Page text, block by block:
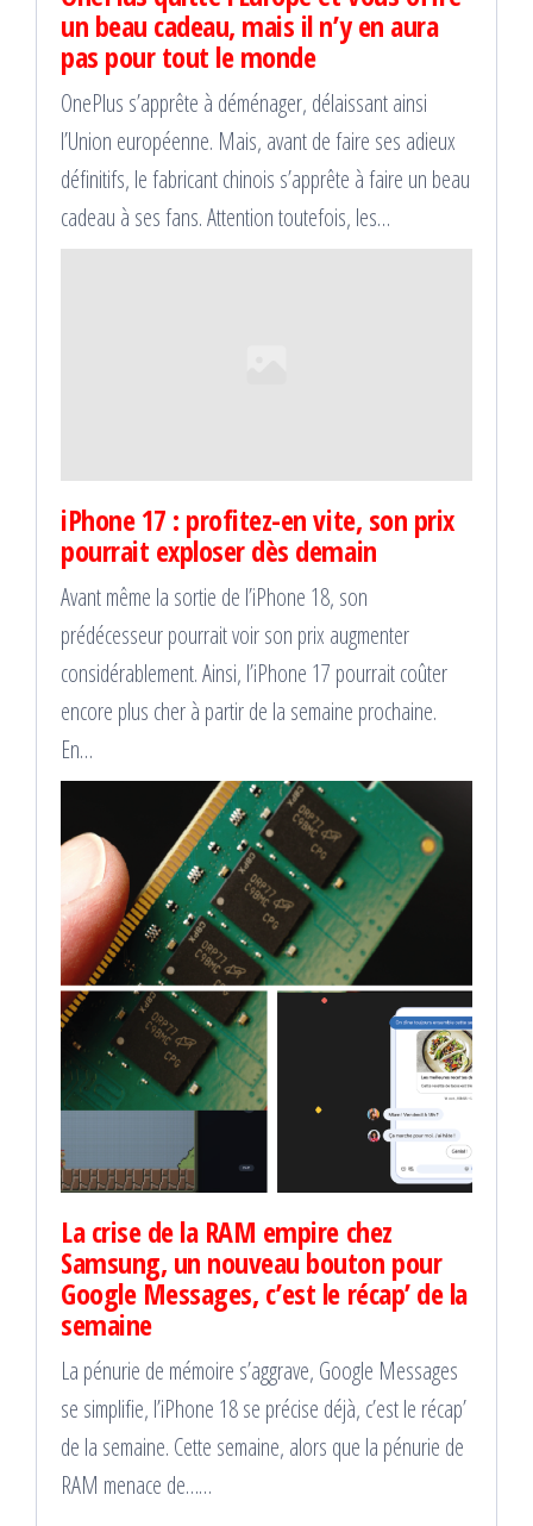
un beau cadeau, mais il n’y en aura
pas pour tout le monde
OnePlus s’apprête à déménager, délaissant ainsi
l’Union européenne. Mais, avant de faire ses adieux
définitifs, le fabricant chinois s’apprête à faire un beau
cadeau à ses fans. Attention toutefois, les…
iPhone 17 : profitez-en vite, son prix
pourrait exploser dès demain
Avant même la sortie de l’iPhone 18, son
prédécesseur pourrait voir son prix augmenter
considérablement. Ainsi, l’iPhone 17 pourrait coûter
encore plus cher à partir de la semaine prochaine.
En…
La crise de la RAM empire chez
Samsung, un nouveau bouton pour
Google Messages, c’est le récap’ de la
semaine
La pénurie de mémoire s’aggrave, Google Messages
se simplifie, l’iPhone 18 se précise déjà, c’est le récap’
de la semaine. Cette semaine, alors que la pénurie de
RAM menace de……